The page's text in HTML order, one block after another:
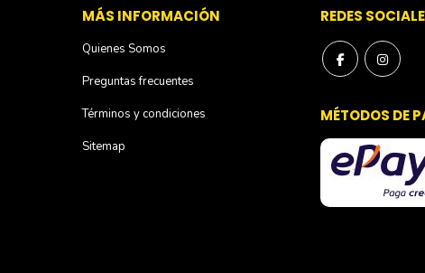
MÁS INFORMACIÓN
Quienes Somos
Preguntas frecuentes
Términos y condiciones
Sitemap
REDES
MÉTODOS DE